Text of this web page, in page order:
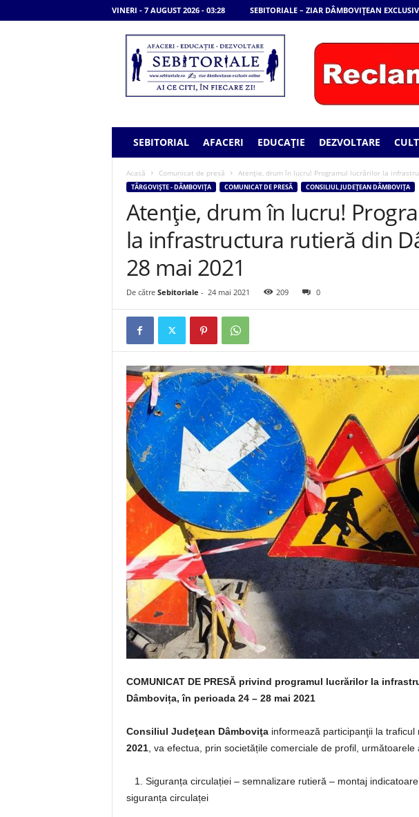
VINERI - 7 AUGUST 2026 - 03:28 SEBITORIALE – ZIAR DÂMBOVIȚEAN
SEBITORIAL AFACERI EDUCAȚIE DEZVOLTARE
Acasă Comunicat de presă Atenție, drum în lucru! Programul lucrărilor la
TÂRGOVIȘTE - DÂMBOVIȚA COMUNICAT DE PRESĂ CONSILIUL JUDEȚEAN DÂMBOVIȚA
Atenție, drum în lucru!
la infrastructura rutieră din
28 mai 2021
De către Sebitoriale - 24 mai 2021 209 0
COMUNICAT DE PRESĂ privind programul lucrărilor la
Dâmbovița, în perioada 24 – 28 mai 2021
Consiliul Judeţean Dâmboviţainformează participanţii la traficul
2021, va efectua, prin societățile comerciale de profil,
1. Siguranța circulației – semnalizare rutieră – montaj
siguranța circulaței